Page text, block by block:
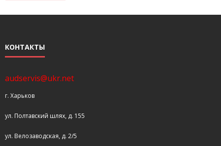
КОНТАКТЫ
audservis@ukr.net
г. Харьков
ул. Полтавский шлях, д. 155
ул. Велозаводская, д. 2/5